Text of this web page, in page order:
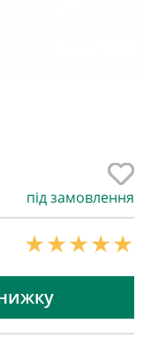
під замовлення